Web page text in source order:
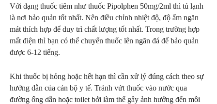
Với dạng thuốc tiêm như thuốc Pipolphen 50mg/2ml thì tủ lạnh
là nơi bảo quản tốt nhất. Nên điều chỉnh nhiệt độ, độ ẩm ngăn
mát thích hợp để duy trì chất lượng tốt nhất. Trong trường hợp
mất điện thì bạn có thể chuyển thuốc lên ngăn đá để bảo quản
được 6-12 tiếng.
Khi thuốc bị hỏng hoặc hết hạn thì cần xử lý đúng cách theo sự
hướng dẫn của cán bộ y tế. Tránh vứt thuốc vào nước qua
đường ống dẫn hoặc toilet bởi làm thế gây ảnh hưởng đến môi